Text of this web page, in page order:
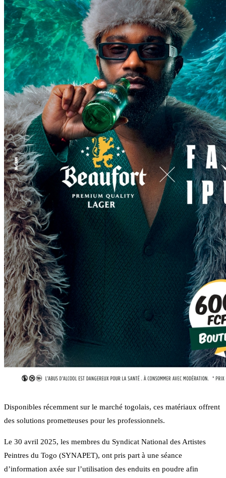
Disponibles récemment sur le marché togolais, ces matériaux offrent
des solutions prometteuses pour les professionnels.
Le 30 avril 2025, les membres du Syndicat National des Artistes
Peintres du Togo (SYNAPET), ont pris part à une séance
d’information axée sur l’utilisation des enduits en poudre afin